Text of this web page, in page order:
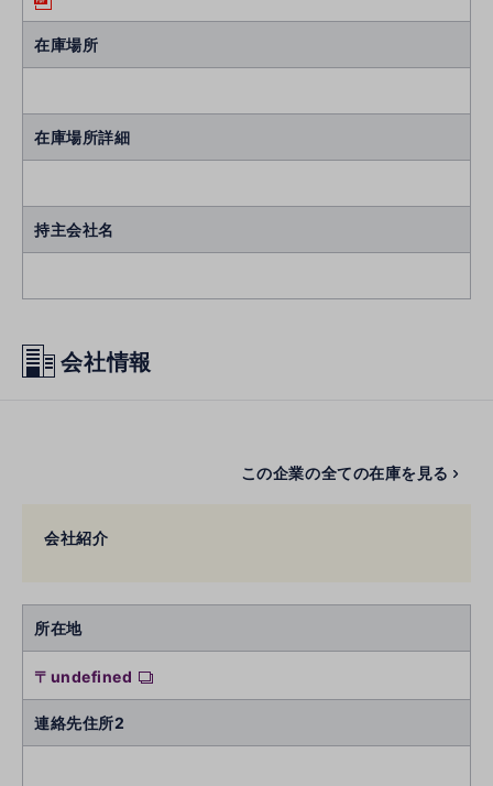
在庫場所
在庫場所詳細
持主会社名
会社情報
この企業の全ての在庫を見る
会社紹介
所在地
〒undefined
連絡先住所2